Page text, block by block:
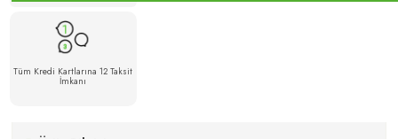
Tüm Kredi Kartlarına 12 Taksit
İmkanı